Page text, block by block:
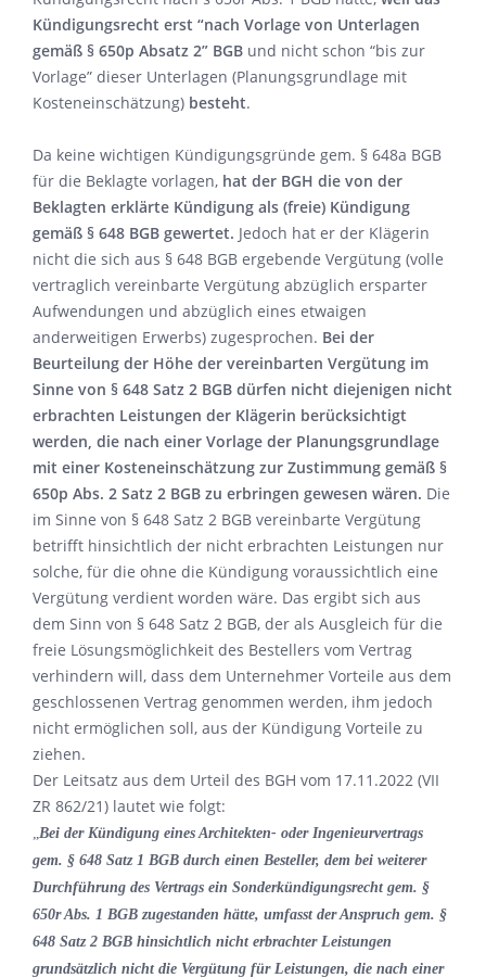
Kündigungsrecht erst “nach Vorlage von Unterlagen
gemäß § 650p Absatz 2” BGB und nicht schon “bis zur
Vorlage” dieser Unterlagen (Planungsgrundlage mit
Kosteneinschätzung) besteht.
Da keine wichtigen Kündigungsgründe gem. § 648a BGB
für die Beklagte vorlagen, hat der BGH die von der
Beklagten erklärte Kündigung als (freie) Kündigung
gemäß § 648 BGB gewertet. Jedoch hat er der Klägerin
nicht die sich aus § 648 BGB ergebende Vergütung (volle
vertraglich vereinbarte Vergütung abzüglich ersparter
Aufwendungen und abzüglich eines etwaigen
anderweitigen Erwerbs) zugesprochen. Bei der
Beurteilung der Höhe der vereinbarten Vergütung im
Sinne von § 648 Satz 2 BGB dürfen nicht diejenigen nicht
erbrachten Leistungen der Klägerin berücksichtigt
werden, die nach einer Vorlage der Planungsgrundlage
mit einer Kosteneinschätzung zur Zustimmung gemäß §
650p Abs. 2 Satz 2 BGB zu erbringen gewesen wären. Die
im Sinne von § 648 Satz 2 BGB vereinbarte Vergütung
betrifft hinsichtlich der nicht erbrachten Leistungen nur
solche, für die ohne die Kündigung voraussichtlich eine
Vergütung verdient worden wäre. Das ergibt sich aus
dem Sinn von § 648 Satz 2 BGB, der als Ausgleich für die
freie Lösungsmöglichkeit des Bestellers vom Vertrag
verhindern will, dass dem Unternehmer Vorteile aus dem
geschlossenen Vertrag genommen werden, ihm jedoch
nicht ermöglichen soll, aus der Kündigung Vorteile zu
ziehen.
Der Leitsatz aus dem Urteil des BGH vom 17.11.2022 (VII
ZR 862/21) lautet wie folgt:
„Bei der Kündigung eines Architekten- oder Ingenieurvertrags
gem. § 648 Satz 1 BGB durch einen Besteller, dem bei weiterer
Durchführung des Vertrags ein Sonderkündigungsrecht gem. §
650r Abs. 1 BGB zugestanden hätte, umfasst der Anspruch gem. §
648 Satz 2 BGB hinsichtlich nicht erbrachter Leistungen
grundsätzlich nicht die Vergütung für Leistungen, die nach einer